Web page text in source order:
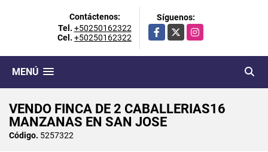
Contáctenos:
Tel. +50250162322
Cel. +50250162322
Síguenos:
Facebook
X Instagram
MENÚ
VENDO FINCA DE 2 CABALLERIAS16
MANZANAS EN SAN JOSE
Código. 5257322